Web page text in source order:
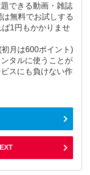
できる動画・雑誌
無料でお試しする
1円もかかりませ
月は600ポイント)
タルに使うことが
スにも負けない作